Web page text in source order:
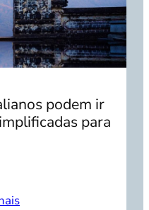
podem ir
para